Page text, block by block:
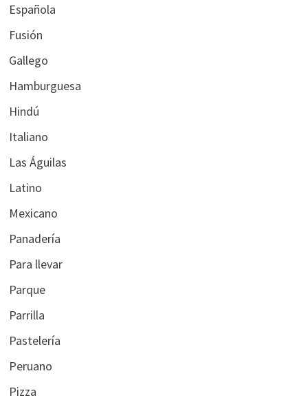
Española
Fusión
Gallego
Hamburguesa
Hindú
Italiano
Las Águilas
Latino
Mexicano
Panadería
Para llevar
Parque
Parrilla
Pastelería
Peruano
Pizza